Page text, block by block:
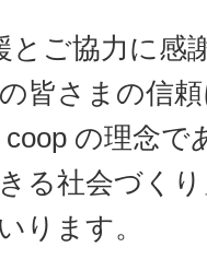
とご協力に感
皆さまの信
coop の理念で
る社会づく
ります。